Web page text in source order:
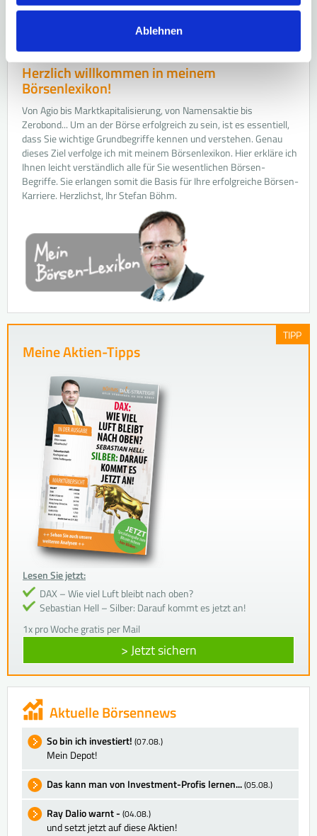
Ablehnen
Herzlich willkommen in meinem
Börsenlexikon!
Von Agio bis Marktkapitalisierung, von Namensaktie bis
Zerobond... Um an der Börse erfolgreich zu sein, ist es essentiell,
dass Sie wichtige Grundbegriffe kennen und verstehen. Genau
dieses Ziel verfolge ich mit meinem Börsenlexikon. Hier erkläre ich
Ihnen leicht verständlich alle für Sie wesentlichen Börsen-
Begriffe. Sie erlangen somit die Basis für Ihre erfolgreiche Börsen-
Karriere. Herzlichst, Ihr Stefan Böhm.
TIPP
Meine Aktien-Tipps
Lesen Sie jetzt:
DAX – Wie viel Luft bleibt nach oben?
Sebastian Hell – Silber: Darauf kommt es jetzt an!
1x pro Woche gratis per Mail
> Jetzt sichern
Aktuelle Börsennews
So bin ich investiert! (07.08.)
Mein Depot!
Das kann man von Investment-Profis lernen...(05.08.)
Ray Dalio warnt - (04.08.)
und setzt jetzt auf diese Aktien!